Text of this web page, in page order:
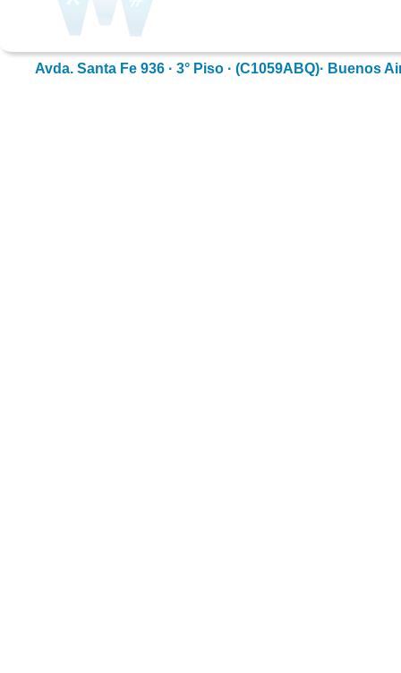
Avda. Santa Fe 936 · 3° Piso · (C1059ABQ)· Buenos